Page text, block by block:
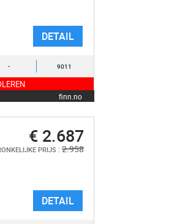
DETAIL
- 9011
finn.no
€ 2.687
PRIJS : 2.958
DETAIL